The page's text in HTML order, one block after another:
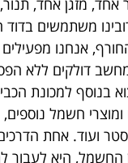
משתמשים
אנחנו מפעילים
דולקים ללא
בנוסף למכונת
חשמל נוספים,
ועוד. אחת הדרכים
היא לעבור